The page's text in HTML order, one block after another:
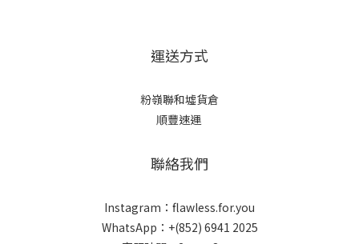
運送方式
粉嶺聯和墟貨倉
順豐速運
聯絡我們
Instagram：flawless.for.you
WhatsApp：+(852) 6941 2025